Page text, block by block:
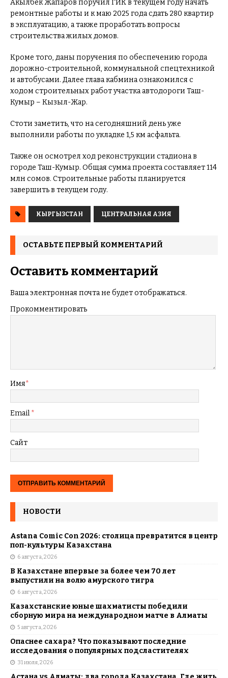
Акылбек Жапаров поручил ГИК в текущем году начать
ремонтные работы и к маю 2025 года сдать 280 квартир
в эксплуатацию, а также проработать вопросы
строительства жилых домов.
Кроме того, даны поручения по обеспечению города
дорожно-строительной, коммунальной спецтехникой
и автобусами. Далее глава кабмина ознакомился с
ходом строительных работ участка автодороги Таш-
Кумыр – Кызыл-Жар.
Стоти заметить, что на сегодняшний день уже
выполнили работы по укладке 1,5 км асфальта.
Также он осмотрел ход реконструкции стадиона в
городе Таш-Кумыр. Общая сумма проекта составляет 114
млн сомов. Строительные работы планируется
завершить в текущем году.
КЫРГЫЗСТАН ЦЕНТРАЛЬНАЯ АЗИЯ
ОСТАВЬТЕ ПЕРВЫЙ КОММЕНТАРИЙ
Оставить комментарий
Ваша электронная почта не будет отображаться.
Прокомментировать
Имя*
Email *
Сайт
НОВОСТИ
Astana Comic Con 2026: столица превратится в центр
поп-культуры Казахстана
6 августа, 2026
В Казахстане впервые за более чем 70 лет
выпустили на волю амурского тигра
6 августа, 2026
Казахстанские юные шахматисты победили
сборную мира на международном матче в Алматы
5 августа, 2026
Опаснее сахара? Что показывают последние
исследования о популярных подсластителях
31 июля, 2026